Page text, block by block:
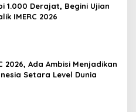
1.000 Derajat, Begini Ujian
IMERC 2026
2026, Ada Ambisi Menjadikan
Setara Level Dunia